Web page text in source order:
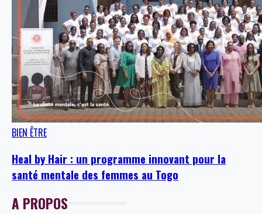
BIEN ÊTRE
Heal by Hair : un programme innovant pour la
santé mentale des femmes au Togo
A PROPOS